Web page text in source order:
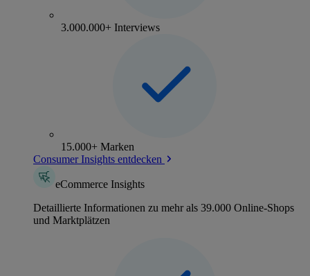
3.000.000+ Interviews
15.000+ Marken
Consumer Insights entdecken
eCommerce Insights
Detaillierte Informationen zu mehr als 39.000 Online-Shops
und Marktplätzen